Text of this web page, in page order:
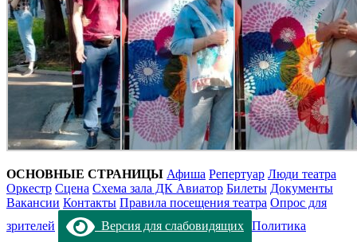
ОСНОВНЫЕ СТРАНИЦЫ Афиша Репертуар Люди театра
Оркестр Сцена Схема зала ДК Авиатор Билеты Документы
Вакансии Контакты Правила посещения театра Опрос для
зрителей
Версия для слабовидящих Политика